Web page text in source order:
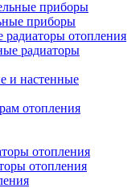
приборы
отопления
радиаторы
и настенные
отопления
отопления
отопления